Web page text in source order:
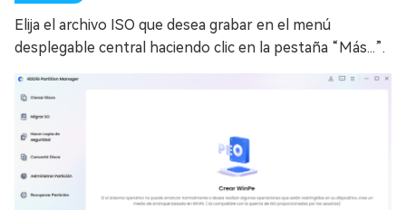
Elija el archivo ISO que desea grabar en el menú
desplegable central haciendo clic en la pestaña “Más...”.